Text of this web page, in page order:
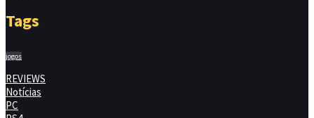
Tags
jogos
REVIEWS
Notícias
PC